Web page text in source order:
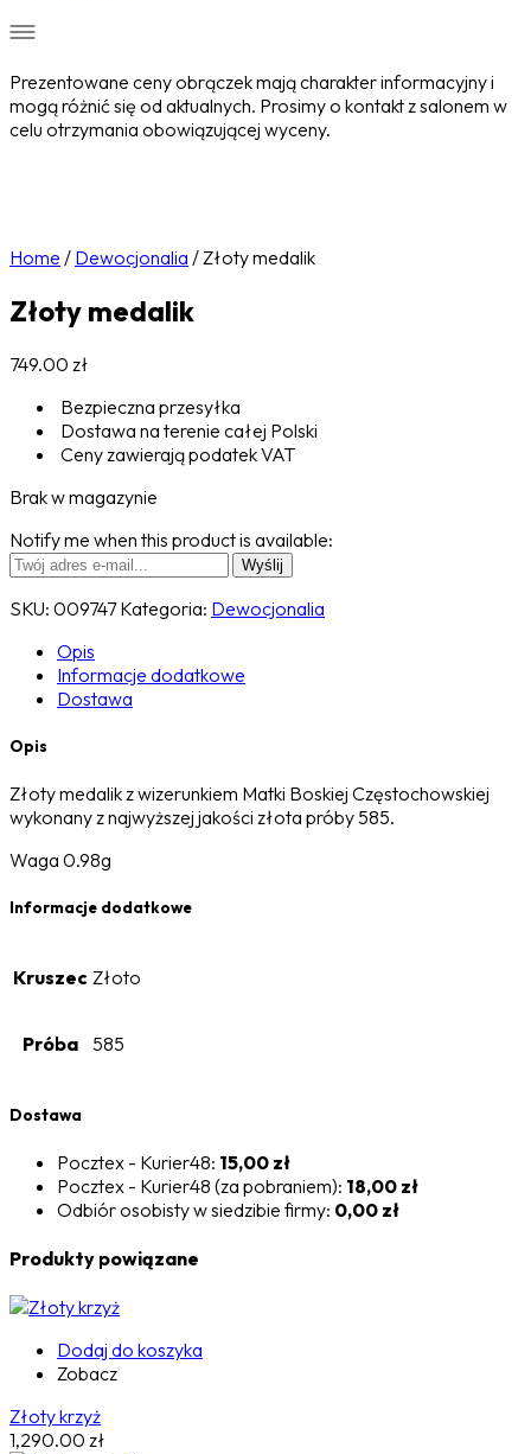
Prezentowane ceny obrączek mają charakter informacyjny i
mogą różnić się od aktualnych. Prosimy o kontakt z salonem w
celu otrzymania obowiązującej wyceny.
Home / Dewocjonalia / Złoty medalik
Złoty medalik
749.00 zł
Bezpieczna przesyłka
Dostawa na terenie całej Polski
Ceny zawierają podatek VAT
Brak w magazynie
Notify me when this product is available:
SKU: 009747 Kategoria: Dewocjonalia
Opis
Informacje dodatkowe
Dostawa
Opis
Złoty medalik z wizerunkiem Matki Boskiej Częstochowskiej
wykonany z najwyższej jakości złota próby 585.
Waga 0.98g
Informacje dodatkowe
Kruszec Złoto
Próba 585
Dostawa
Pocztex - Kurier48: 15,00 zł
Pocztex - Kurier48 (za pobraniem): 18,00 zł
Odbiór osobisty w siedzibie firmy: 0,00 zł
Produkty powiązane
Dodaj do koszyka
Zobacz
Złoty krzyż
1,290.00 zł